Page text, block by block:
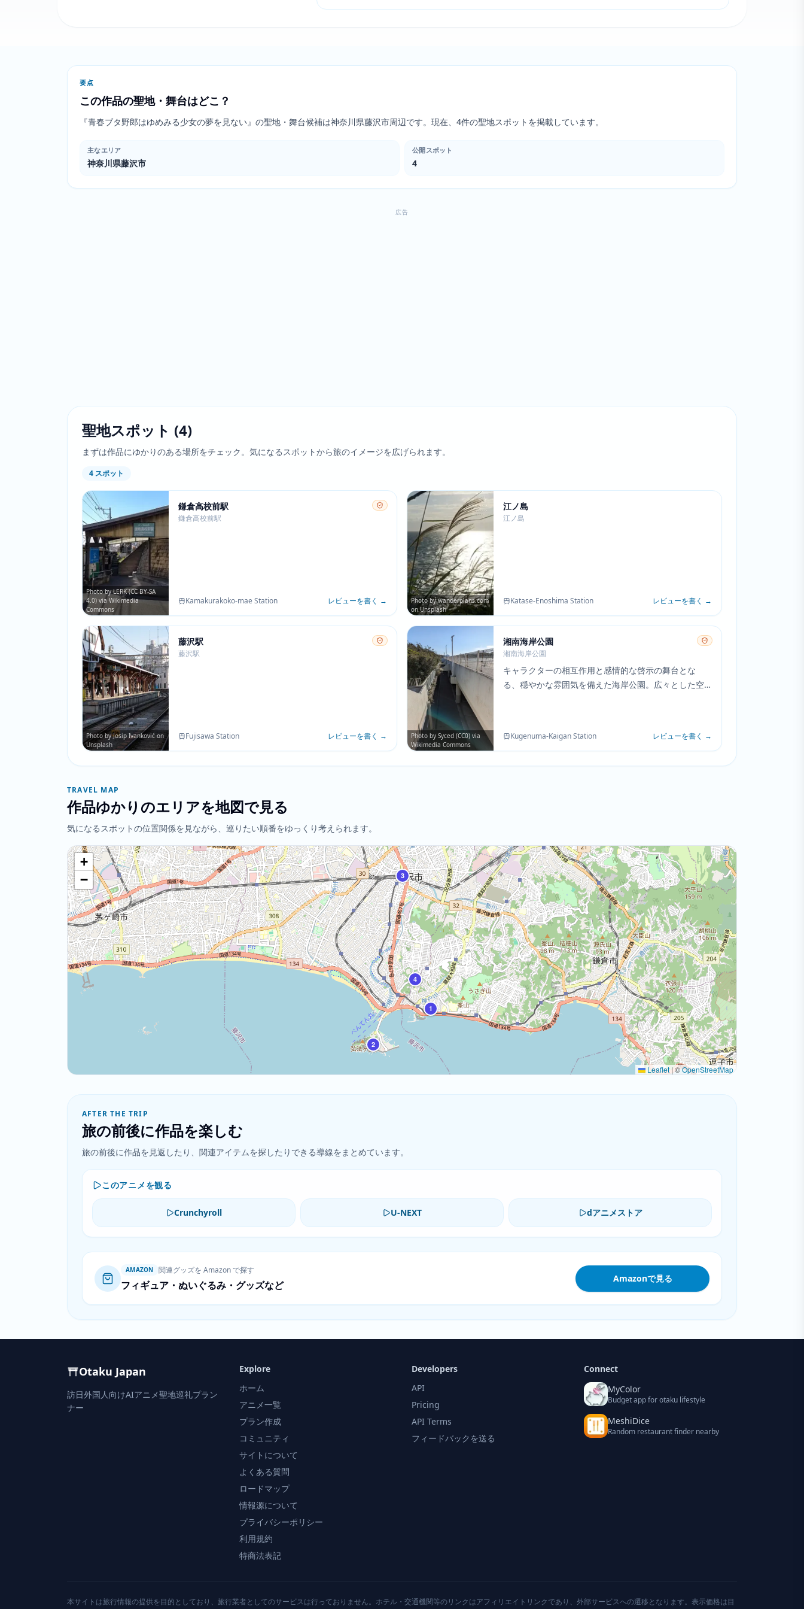
要点
この作品の聖地・舞台はどこ？
『青春ブタ野郎はゆめみる少女の夢を見ない』の聖地・舞台候補は神奈川県藤沢市周辺です。現在、4件の聖地スポットを掲載しています。
主なエリア
神奈川県藤沢市
公開スポット
4
広告
聖地スポット (4)
まずは作品にゆかりのある場所をチェック。気になるスポットから旅のイメージを広げられます。
4 スポット
Photo by LERK (CC BY-SA
4.0) via Wikimedia
Commons
鎌倉高校前駅
鎌倉高校前駅
Kamakurakoko-mae Station レビューを書く →
Photo by wanderplans.com
on Unsplash
江ノ島
江ノ島
Katase-Enoshima Station レビューを書く →
Photo by Josip Ivanković on
Unsplash
藤沢駅
藤沢駅
Fujisawa Station レビューを書く →
Photo by Syced (CC0) via
Wikimedia Commons
湘南海岸公園
湘南海岸公園
キャラクターの相互作用と感情的な啓示の舞台とな
る、穏やかな雰囲気を備えた海岸公園。広々とした空
Kugenuma-Kaigan Station レビューを書く →
TRAVEL MAP
作品ゆかりのエリアを地図で見る
気になるスポットの位置関係を見ながら、巡りたい順番をゆっくり考えられます。
1
2
3
4
+
−
Leaflet | ©OpenStreetMap
AFTER THE TRIP
旅の前後に作品を楽しむ
旅の前後に作品を見返したり、関連アイテムを探したりできる導線をまとめています。
このアニメを観る
Crunchyroll U-NEXT dアニメストア
AMAZON 関連グッズを Amazon で探す
フィギュア・ぬいぐるみ・グッズなど
Amazonで見る
Otaku Japan
訪日外国人向けAIアニメ聖地巡礼プラン
ナー
Explore
ホーム
アニメ一覧
プラン作成
コミュニティ
サイトについて
よくある質問
ロードマップ
情報源について
プライバシーポリシー
利用規約
特商法表記
Developers
API
Pricing
API Terms
フィードバックを送る
Connect
MyColor
Budget app for otaku lifestyle
MeshiDice
Random restaurant finder nearby
本サイトは旅行情報の提供を目的としており、旅行業者としてのサービスは行っておりません。ホテル・交通機関等のリンクはアフィリエイトリンクであり、外部サービスへの遷移となります。表示価格は目